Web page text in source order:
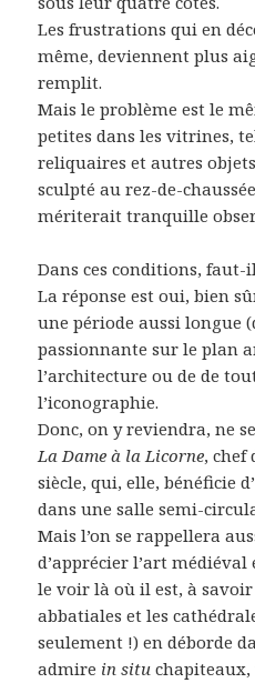
Les frustrations qui en
même, deviennent plus
remplit.
Mais le problème est le
petites dans les vitrines,
reliquaires et autres
sculpté au rez-de-
mériterait tranquille
Dans ces conditions, faut-
La réponse est oui, bien
une période aussi longue
passionnante sur le plan
l’architecture ou de de
l’iconographie.
Donc, on y reviendra, ne
La Dame à la Licorne, chef
siècle, qui, elle, bénéficie
dans une salle semi-
Mais l’on se rappellera
d’apprécier l’art
le voir là où il est, à savoir
abbatiales et les
seulement !) en déborde
admire in situ